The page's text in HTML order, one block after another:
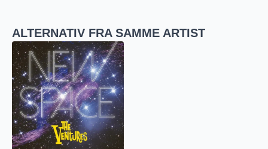
ALTERNATIV FRA SAMME ARTIST